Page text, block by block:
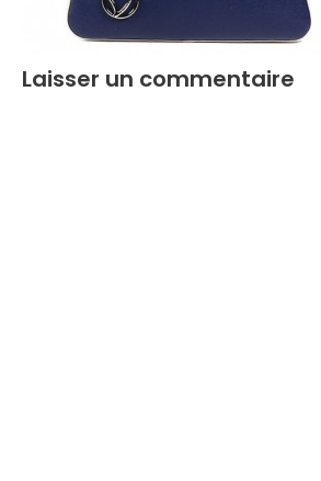
Laisser un commentaire